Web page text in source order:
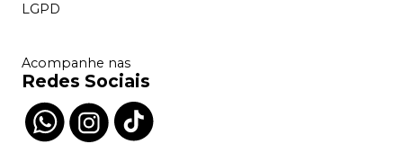
LGPD
Acompanhe nas
Redes Sociais